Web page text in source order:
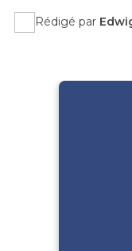
Rédigé par